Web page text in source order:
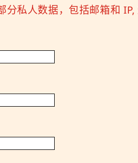
分私人数据，包括邮箱和